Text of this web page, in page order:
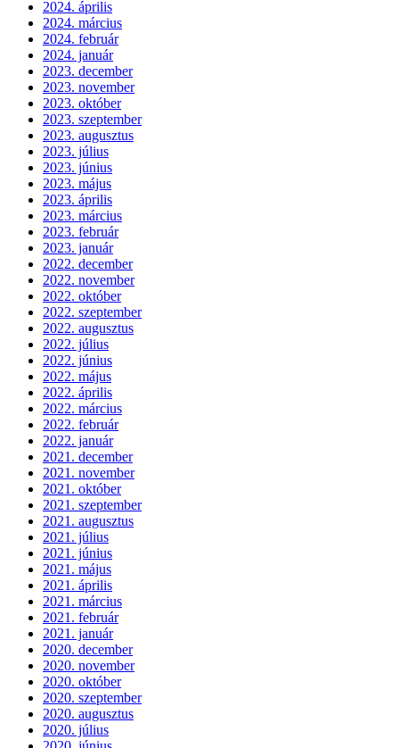
2024. április
2024. március
2024. február
2024. január
2023. december
2023. november
2023. október
2023. szeptember
2023. augusztus
2023. július
2023. június
2023. május
2023. április
2023. március
2023. február
2023. január
2022. december
2022. november
2022. október
2022. szeptember
2022. augusztus
2022. július
2022. június
2022. május
2022. április
2022. március
2022. február
2022. január
2021. december
2021. november
2021. október
2021. szeptember
2021. augusztus
2021. július
2021. június
2021. május
2021. április
2021. március
2021. február
2021. január
2020. december
2020. november
2020. október
2020. szeptember
2020. augusztus
2020. július